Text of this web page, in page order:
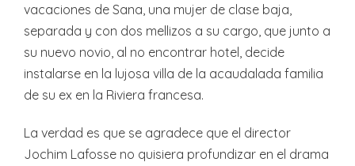
vacaciones de Sana, una mujer de clase baja,
separada y con dos mellizos a su cargo, que junto a
su nuevo novio, al no encontrar hotel, decide
instalarse en la lujosa villa de la acaudalada familia
de su ex en la Riviera francesa.
La verdad es que se agradece que el director
Jochim Lafosse no quisiera profundizar en el drama